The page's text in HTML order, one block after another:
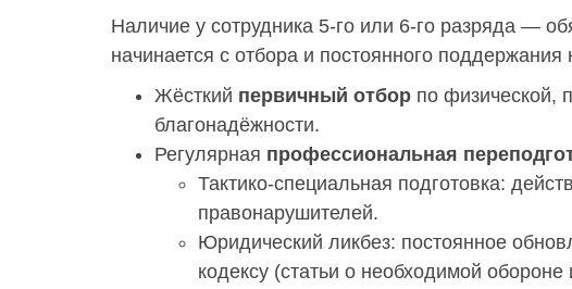
Наличие у сотрудника 5-го или 6-го разряда —
начинается с отбора и постоянного
Жёсткий первичный отбор по физической,
благонадёжности.
Регулярная профессиональная
Тактико-специальная подготовка:
правонарушителей.
Юридический ликбез: постоянное
кодексу (статьи о необходимой